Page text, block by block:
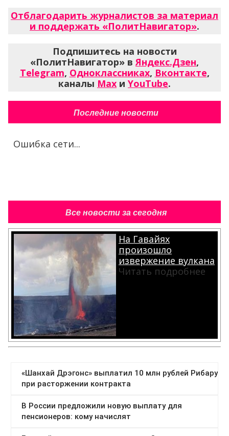
Отблагодарить журналистов за материал
и поддержать «ПолитНавигатор».
Подпишитесь на новости
«ПолитНавигатор» вЯндекс.Дзен,
Telegram, Одноклассниках, Вконтакте,
каналы Max и YouTube.
Последние новости
Ошибка сети...
Все новости за сегодня
На Гавайях
произошло
извержение вулкана
Читать подробнее